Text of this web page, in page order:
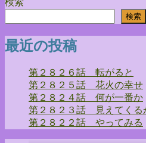
検索
最近の投稿
第２８２６話 転がると
第２８２５話 花火の幸せ
第２８２４話 何が一番か
第２８２３話 見えてくる
第２８２２話 やってみる